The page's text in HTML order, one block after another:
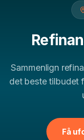
Sammenlign
det beste tilbudet
Få